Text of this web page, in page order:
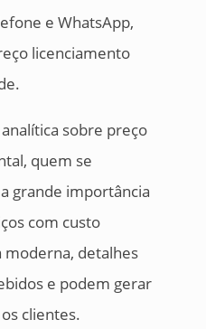
e WhatsApp,
licenciamento
sobre preço
quem se
grande importância
com custo
moderna, detalhes
e podem gerar
clientes.